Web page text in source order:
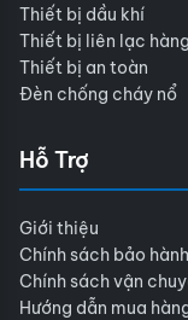
Thiết bị dầu khí
Thiết bị liên lạc
Thiết bị an toàn
Đèn chống cháy nổ
Hỗ Trợ
Giới thiệu
Chính sách bảo hành
Chính sách vận
Hướng dẫn mua